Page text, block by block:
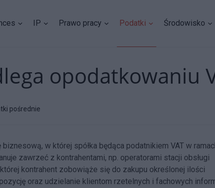
IP Prawo pracy Podatki Środowisko
opodatkowaniu
pośrednie
w której spółka będąca podatnikiem VAT w
zawrzeć z kontrahentami, np. operatorami stacji obsługi
kontrahent zobowiąże się do zakupu określonej ilości
oraz udzielanie klientom rzetelnych i fachowych